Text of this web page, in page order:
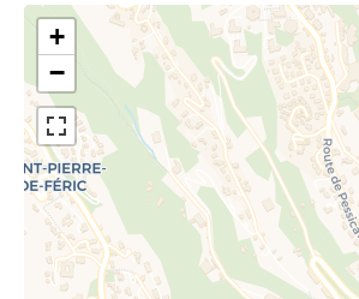
+
−